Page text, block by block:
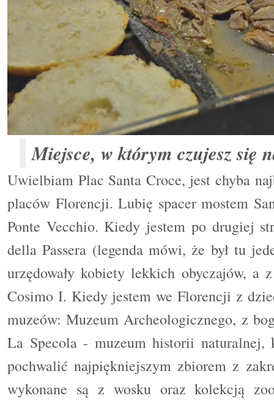
Miejsce, w którym czujesz się
Uwielbiam Plac Santa Croce, jest chyba
placów Florencji. Lubię spacer mostem
Ponte Vecchio. Kiedy jestem po drugiej
della Passera (legenda mówi, że był tu
urzędowały kobiety lekkich obyczajów, a
Cosimo I. Kiedy jestem we Florencji z
muzeów: Muzeum Archeologicznego, z
La Specola - muzeum historii
pochwalić najpiękniejszym zbiorem z
wykonane są z wosku oraz kolekcją